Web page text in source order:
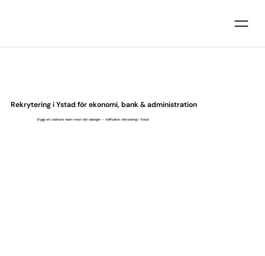
Rekrytering i Ystad för ekonomi, bank & administration
Bygg ett starkare team med rätt talanger – träffsäker rekrytering i Ystad